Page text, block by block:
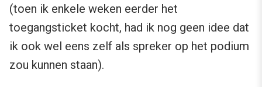
(toen ik enkele weken eerder het
toegangsticket kocht, had ik nog geen idee dat
ik ook wel eens zelf als spreker op het podium
zou kunnen staan).